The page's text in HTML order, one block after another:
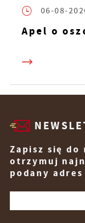
06-08-
Apel o
Zapisz się do
otrzymuj
podany